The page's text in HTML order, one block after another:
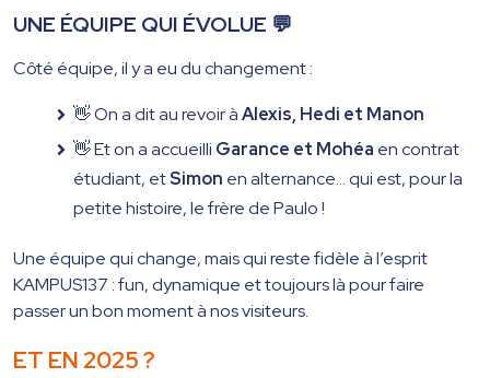
UNE ÉQUIPE QUI ÉVOLUE 💬
Côté équipe, il y a eu du changement :
👋 On a dit au revoir àAlexis, Hedi et Manon
👋 Et on a accueilli Garance et Mohéa en contrat
étudiant, etSimon en alternance… qui est, pour la
petite histoire, le frère de Paulo !
Une équipe qui change, mais qui reste fidèle à l’esprit
KAMPUS137 : fun, dynamique et toujours là pour faire
passer un bon moment à nos visiteurs.
ET EN 2025 ?